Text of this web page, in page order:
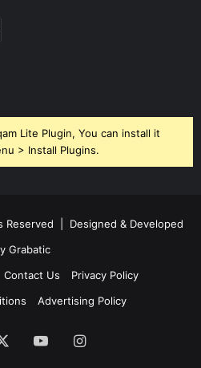
Lite Plugin, You can install it
> Install Plugins.
Reserved | Designed & Developed
Grabatic
Contact Us
Privacy Policy
Advertising Policy
YouTubeInstagram